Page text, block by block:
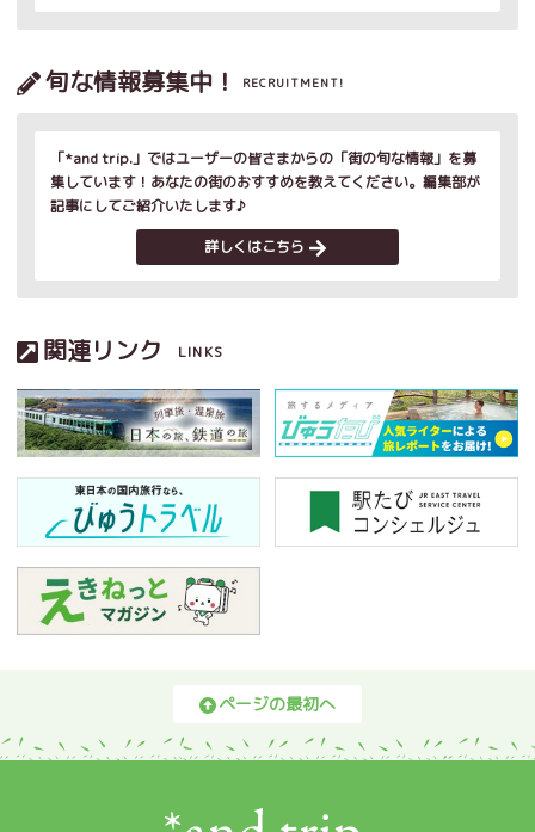
旬な情報募集中！ RECRUITMENT!
「*and trip.」ではユーザーの皆さまからの「街の旬な情報」を募
集しています！あなたの街のおすすめを教えてください。編集部が
記事にしてご紹介いたします♪
詳しくはこちら
関連リンク LINKS
ページの最初へ